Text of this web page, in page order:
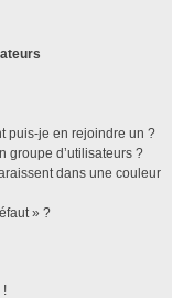
puis-je en rejoindre un ?
groupe d’utilisateurs ?
dans une couleur
» ?
!